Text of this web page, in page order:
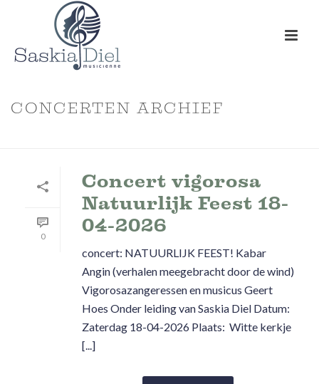
CONCERTEN ARCHIEF
0
Concert vigorosa
Natuurlijk Feest 18-
04-2026
concert: NATUURLIJK FEEST! Kabar
Angin (verhalen meegebracht door de wind)
Vigorosazangeressen en musicus Geert
Hoes Onder leiding van Saskia Diel Datum:
Zaterdag 18-04-2026 Plaats: Witte kerkje
[...]